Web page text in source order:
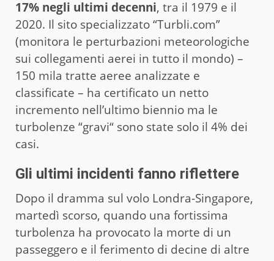
17% negli ultimi decenni, tra il 1979 e il
2020. Il sito specializzato “Turbli.com”
(monitora le perturbazioni meteorologiche
sui collegamenti aerei in tutto il mondo) –
150 mila tratte aeree analizzate e
classificate – ha certificato un netto
incremento nell’ultimo biennio ma le
turbolenze “gravi“ sono state solo il 4% dei
casi.
Gli ultimi incidenti fanno riflettere
Dopo il dramma sul volo Londra-Singapore,
martedì scorso, quando una fortissima
turbolenza ha provocato la morte di un
passeggero e il ferimento di decine di altre